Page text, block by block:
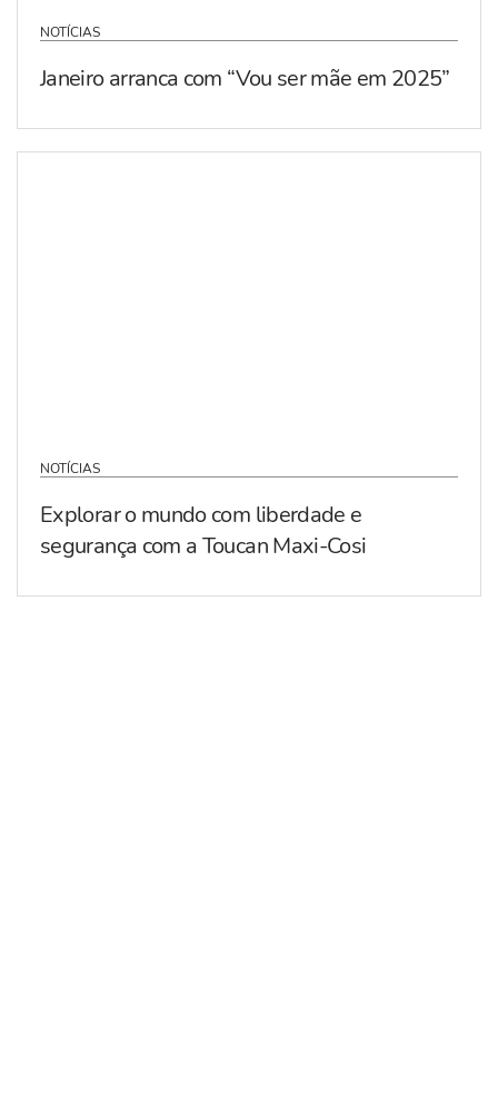
NOTÍCIAS
Janeiro arranca com “Vou ser mãe em 2025”
NOTÍCIAS
Explorar o mundo com liberdade e
segurança com a Toucan Maxi-Cosi